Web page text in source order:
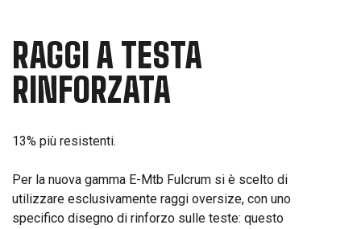
RAGGI A TESTA
RINFORZATA
13% più resistenti.
Per la nuova gamma E-Mtb Fulcrum si è scelto di
utilizzare esclusivamente raggi oversize, con uno
specifico disegno di rinforzo sulle teste: questo